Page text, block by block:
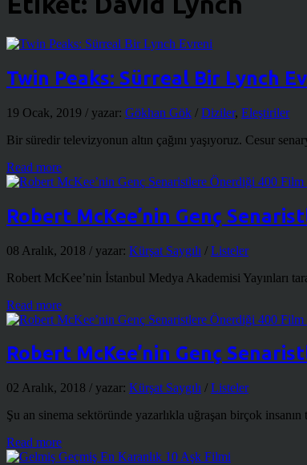
Twin Peaks: Sürreal Bir Lynch
19 Ocak, 2019 / yazar: Gökhan Gök / Diziler, Eleştiriler
Bir süredir televizyonun altın çağını yaşıyoruz. Cesur
Read more
Robert McKee’nin Genç
08 Aralık, 2018 / yazar: Kürşat Saygılı / Listeler
Robert McKee’nin İstanbul Medya Akademisi Yayınları
Read more
Robert McKee’nin Genç
02 Aralık, 2018 / yazar: Kürşat Saygılı / Listeler
Şu an sinema sektöründe yazarlıkla uğraşan birçok
Read more